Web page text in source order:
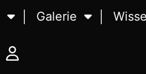
Galerie